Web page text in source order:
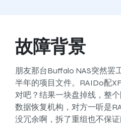
故障背景
朋友那台Buffalo NAS突然罢
半年的项目文件。RAID0配
对吧？结果一块盘掉线，整
数据恢复机构，对方一听是
没冗余啊，拆了重组也不保